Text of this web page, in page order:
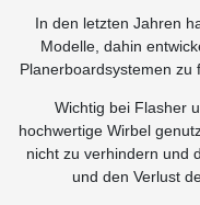
In den letzten Jahren
Modelle, dahin
Planerboardsystemen zu
Wichtig bei Flasher
hochwertige Wirbel
nicht zu verhindern und
und den Verlust